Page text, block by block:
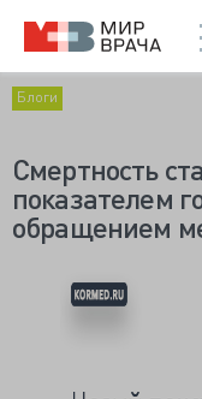
Блоги
Смертность
показателем
обращением